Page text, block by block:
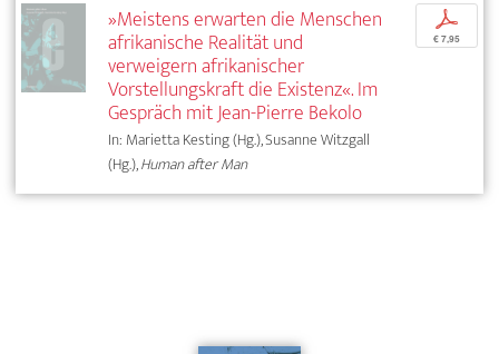
»Meistens erwarten die Menschen
afrikanische Realität und
verweigern afrikanischer
Vorstellungskraft die Existenz«. Im
Gespräch mit Jean-Pierre Bekolo
In: Marietta Kesting (Hg.), Susanne Witzgall
(Hg.),Human after Man
p
€ 7,95